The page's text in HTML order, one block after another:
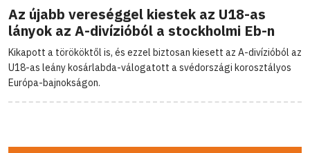
Az újabb vereséggel kiestek az U18-as
lányok az A-divízióból a stockholmi Eb-n
Kikapott a törököktől is, és ezzel biztosan kiesett az A-divízióból az
U18-as leány kosárlabda-válogatott a svédországi korosztályos
Európa-bajnokságon.